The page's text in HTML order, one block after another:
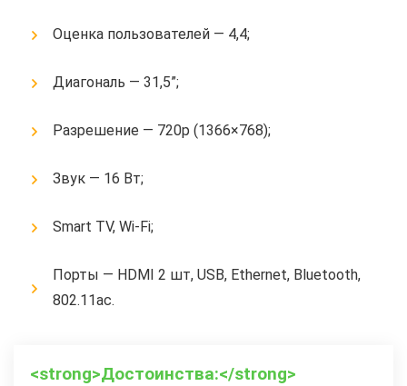
Оценка пользователей — 4,4;
Диагональ — 31,5”;
Разрешение — 720p (1366×768);
Звук — 16 Вт;
Smart TV, Wi-Fi;
Порты — HDMI 2 шт, USB, Ethernet, Bluetooth,
802.11ac.
<strong>Достоинства:</strong>